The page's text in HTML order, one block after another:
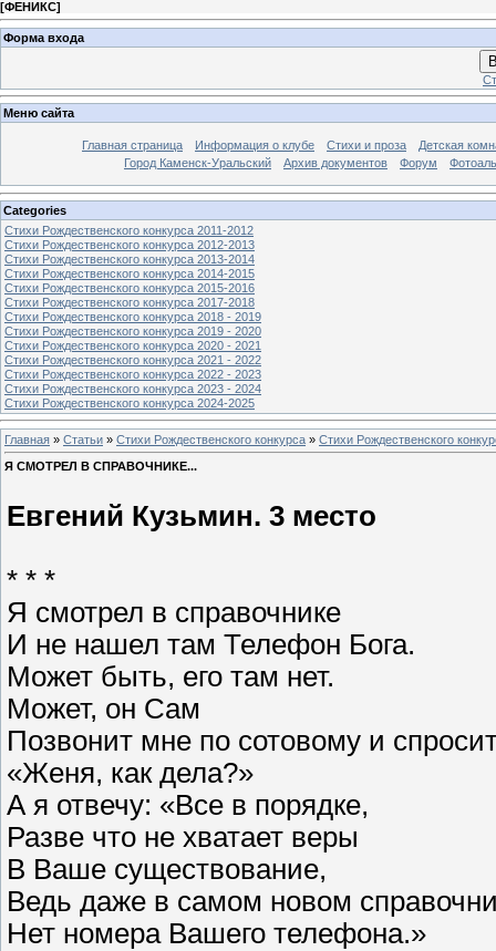
[ФЕНИКС]
Форма входа
Меню сайта
Главная страница Информация о клубе Стихи и проза
Детская
Город Каменск-Уральский
Архив документов Форум
Categories
Стихи Рождественского конкурса 2011-2012
Стихи Рождественского конкурса 2012-2013
Стихи Рождественского конкурса 2013-2014
Стихи Рождественского конкурса 2014-2015
Стихи Рождественского конкурса 2015-2016
Стихи Рождественского конкурса 2017-2018
Стихи Рождественского конкурса 2018 - 2019
Стихи Рождественского конкурса 2019 - 2020
Стихи Рождественского конкурса 2020 - 2021
Стихи Рождественского конкурса 2021 - 2022
Стихи Рождественского конкурса 2022 - 2023
Стихи Рождественского конкурса 2023 - 2024
Стихи Рождественского конкурса 2024-2025
Главная » Статьи » Стихи Рождественского конкурса » Стихи Рождественского
Я СМОТРЕЛ В СПРАВОЧНИКЕ...
Евгений Кузьмин. 3 место
* * *
Я смотрел в справочнике
И не нашел там Телефон Бога.
Может быть, его там нет.
Может, он Сам
Позвонит мне по сотовому и
«Женя, как дела?»
А я отвечу: «Все в порядке,
Разве что не хватает веры
В Ваше существование,
Ведь даже в самом новом
Нет номера Вашего телефона.»